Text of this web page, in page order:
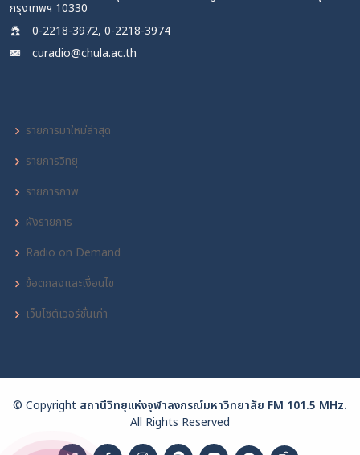
กรุงเทพฯ 10330
0-2218-3972, 0-2218-3974
curadio@chula.ac.th
รายการมาใหม่ล่าสุด
รายการวิทยุ
รายการภาพ
ผังรายการ
Radio on Demand
ข้อตกลงและเงื่อนไข
เว็บไซต์เวอร์ชั่นเก่า
© Copyright สถานีวิทยุแห่งจุฬาลงกรณ์มหาวิทยาลัย FM 101.5 MHz.
All Rights Reserved